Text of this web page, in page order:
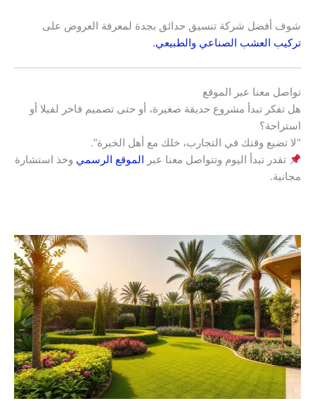
شوف أفضل شركة تنسيق حدائق بجدة لمعرفة العروض على
تركيب العشب الصناعي والطبيعي.
تواصل معنا عبر الموقع
هل تفكر تبدأ مشروع حديقة صغيرة، أو حتى تصميم فاخر لفيلا أو
استراحة؟
“لا تضيع وقتك في التجارب، خلك مع أهل الخبرة”.
تقدر تبدأ اليوم وتتواصل معنا عبر
الموقع الرسمي وخذ استشارة
مجانية.